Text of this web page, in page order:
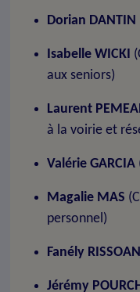
Dorian DANTIN
Isabelle WICKI
aux seniors)
Laurent
à la voirie et
Valérie GARCIA
Magalie MAS
personnel)
Fanély
Jérémy